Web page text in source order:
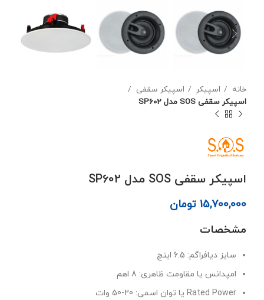
خانه اسپیکر
اسپیکر سقفی
اسپیکر سقفی SOS مدل SP602
اسپیکر سقفی SOS مدل SP602
15,700,000 تومان
مشخصات
سایز دیافراگم: 6.5 اینچ
امپدانس یا مقاومت ظاهری: 8 اهم
Rated Power یا توان اسمی: 20-50 وات